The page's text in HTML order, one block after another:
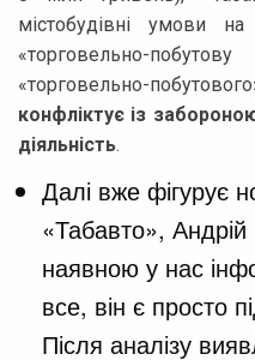
містобудівні умови
«торговельно-
«торговельно-
конфліктує із
діяльність.
Далі вже фігурує
«Табавто»,
наявною у нас
все, він є просто
Після аналізу